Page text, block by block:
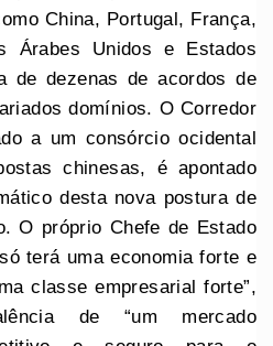
China, Portugal, França,
Árabes Unidos e Estados
de dezenas de acordos de
domínios. O Corredor
a um consórcio ocidental
chinesas, é apontado
desta nova postura de
O próprio Chefe de Estado
terá uma economia forte e
classe empresarial forte”,
de “um mercado